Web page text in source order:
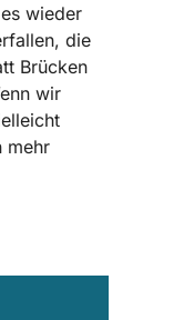
wieder
die
Brücken
wir
mehr